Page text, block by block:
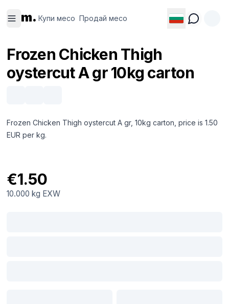
m. Купи месо Продай месо
месо
месо
Frozen Chicken Thigh
oystercut A gr 10kg carton
Frozen Chicken Thigh oystercut A gr, 10kg carton, price is 1.50
EUR per kg.
€1.50
10.000 kg EXW